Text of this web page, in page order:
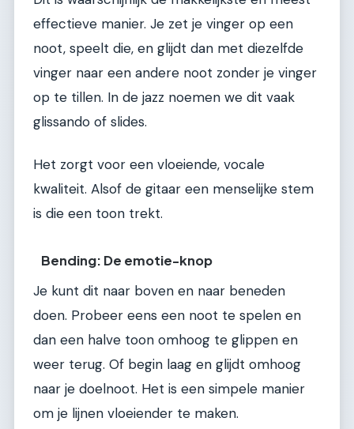
effectieve manier. Je zet je vinger op een
noot, speelt die, en glijdt dan met diezelfde
vinger naar een andere noot zonder je vinger
op te tillen. In de jazz noemen we dit vaak
glissando of slides.
Het zorgt voor een vloeiende, vocale
kwaliteit. Alsof de gitaar een menselijke stem
is die een toon trekt.
Bending: De emotie-knop
Je kunt dit naar boven en naar beneden
doen. Probeer eens een noot te spelen en
dan een halve toon omhoog te glippen en
weer terug. Of begin laag en glijdt omhoog
naar je doelnoot. Het is een simpele manier
om je lijnen vloeiender te maken.